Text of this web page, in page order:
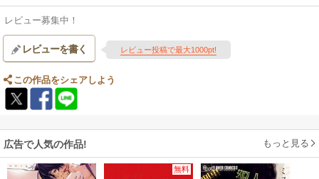
レビュー募集中！
レビューを書く レビュー投稿で最大1000pt!
この作品をシェアしよう
広告で人気の作品! もっと見る
無料